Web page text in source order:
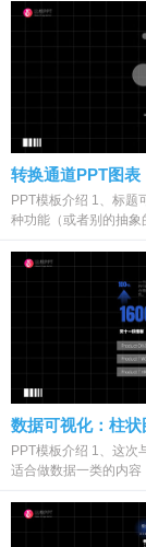
转换通道PPT图
PPT模板介绍 1、标题
种功能（或者别的抽
数据可视化：柱
PPT模板介绍 1、这次
适合做数据一类的内